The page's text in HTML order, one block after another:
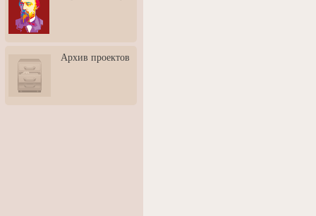
3: Обусловленности
человека и их влияние на
карьеру
скульптором Дмитрием
Тугариновым
АртБульвар в День города
Архив проектов